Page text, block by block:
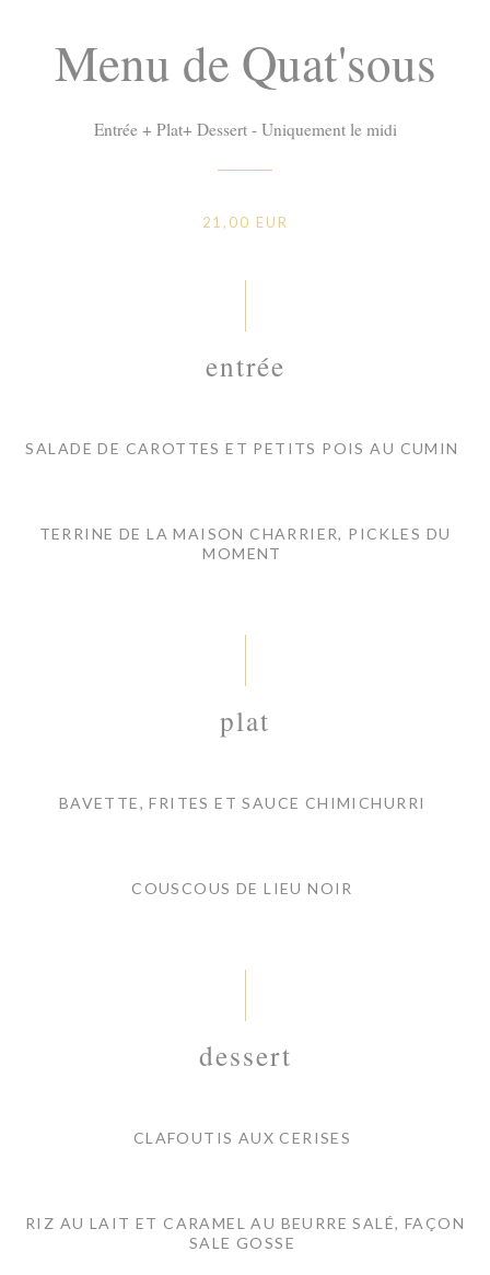
Menu de Quat'sous
Entrée + Plat+ Dessert - Uniquement le midi
21,00 EUR
entrée
SALADE DE CAROTTES ET PETITS POIS AU CUMIN
TERRINE DE LA MAISON CHARRIER, PICKLES DU
MOMENT
plat
BAVETTE, FRITES ET SAUCE CHIMICHURRI
COUSCOUS DE LIEU NOIR
dessert
CLAFOUTIS AUX CERISES
RIZ AU LAIT ET CARAMEL AU BEURRE SALÉ, FAÇON
SALE GOSSE